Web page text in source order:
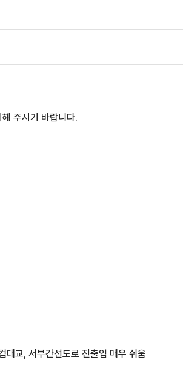
주시기 바랍니다.
교, 서부간선도로 진출입 매우 쉬움